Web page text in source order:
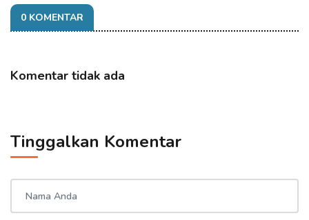
0 KOMENTAR
Komentar tidak ada
Tinggalkan Komentar